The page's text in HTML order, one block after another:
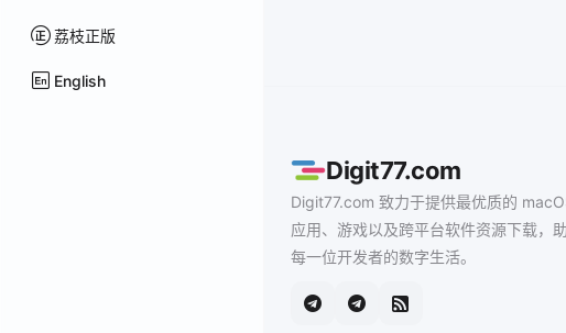
荔枝正版
English
Digit77.com
Digit77.com 致力于提供最优质的
应用、游戏以及跨平台软件资源下载，
每一位开发者的数字生活。